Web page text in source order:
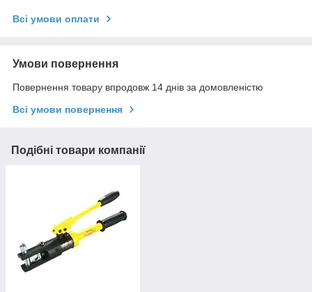
Всі умови оплати
Умови повернення
Повернення товару впродовж 14 днів за домовленістю
Всі умови повернення
Подібні товари компанії